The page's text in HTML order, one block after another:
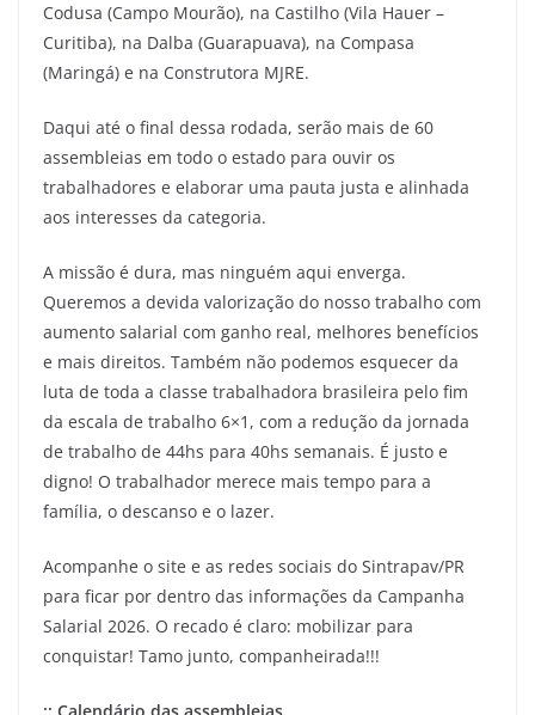
Codusa (Campo Mourão), na Castilho (Vila Hauer –
Curitiba), na Dalba (Guarapuava), na Compasa
(Maringá) e na Construtora MJRE.
Daqui até o final dessa rodada, serão mais de 60
assembleias em todo o estado para ouvir os
trabalhadores e elaborar uma pauta justa e alinhada
aos interesses da categoria.
A missão é dura, mas ninguém aqui enverga.
Queremos a devida valorização do nosso trabalho com
aumento salarial com ganho real, melhores benefícios
e mais direitos. Também não podemos esquecer da
luta de toda a classe trabalhadora brasileira pelo fim
da escala de trabalho 6×1, com a redução da jornada
de trabalho de 44hs para 40hs semanais. É justo e
digno! O trabalhador merece mais tempo para a
família, o descanso e o lazer.
Acompanhe o site e as redes sociais do Sintrapav/PR
para ficar por dentro das informações da Campanha
Salarial 2026. O recado é claro: mobilizar para
conquistar! Tamo junto, companheirada!!!